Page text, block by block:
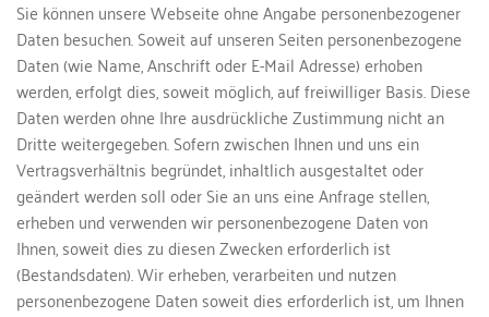
Sie können unsere Webseite ohne Angabe personenbezogener
Daten besuchen. Soweit auf unseren Seiten personenbezogene
Daten (wie Name, Anschrift oder E-Mail Adresse) erhoben
werden, erfolgt dies, soweit möglich, auf freiwilliger Basis. Diese
Daten werden ohne Ihre ausdrückliche Zustimmung nicht an
Dritte weitergegeben. Sofern zwischen Ihnen und uns ein
Vertragsverhältnis begründet, inhaltlich ausgestaltet oder
geändert werden soll oder Sie an uns eine Anfrage stellen,
erheben und verwenden wir personenbezogene Daten von
Ihnen, soweit dies zu diesen Zwecken erforderlich ist
(Bestandsdaten). Wir erheben, verarbeiten und nutzen
personenbezogene Daten soweit dies erforderlich ist, um Ihnen